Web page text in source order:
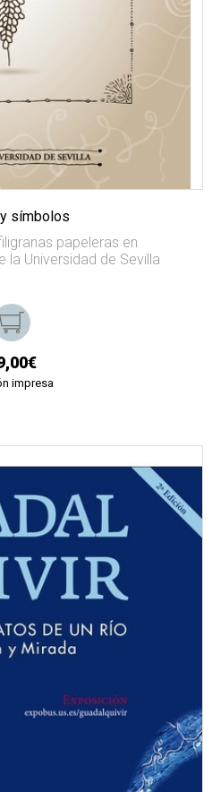
símbolos
papeleras en
la Universidad de Sevilla
impresa